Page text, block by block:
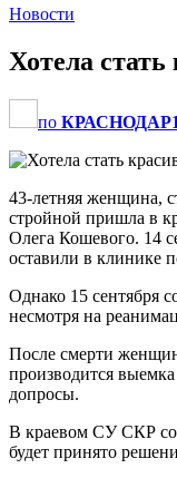
Новости
Хотела
по КРАСНОДАР1
43-летняя женщина,
стройной пришла в
Олега Кошевого. 14
оставили в клинике
Однако 15 сентября
несмотря на
После смерти
производится
допросы.
В краевом СУ СКР
будет принято